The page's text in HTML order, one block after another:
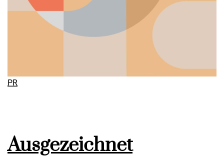
PR
Ausgezeichnet